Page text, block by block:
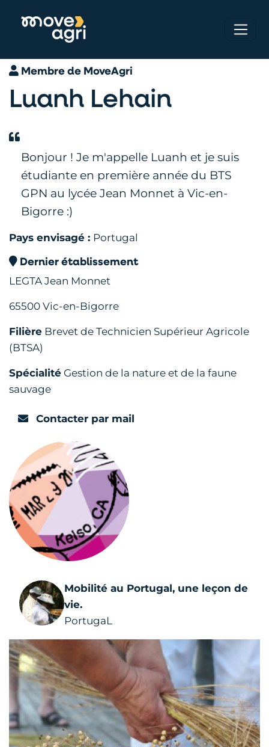
Membre de MoveAgri
Luanh Lehain
Bonjour ! Je m'appelle Luanh et je suis
étudiante en première année du BTS
GPN au lycée Jean Monnet à Vic-en-
Bigorre :)
Pays envisagé : Portugal
Dernier établissement
LEGTA Jean Monnet
65500 Vic-en-Bigorre
Filière Brevet de Technicien Supérieur Agricole
(BTSA)
Spécialité Gestion de la nature et de la faune
sauvage
Contacter par mail
Mobilité au Portugal, une leçon de
vie.
PortugaL